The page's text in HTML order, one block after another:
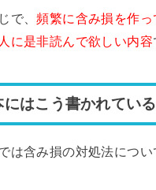
で、頻繁に含み損を作
に是非読んで欲しい内容
はこう書かれている
は含み損の対処法につい